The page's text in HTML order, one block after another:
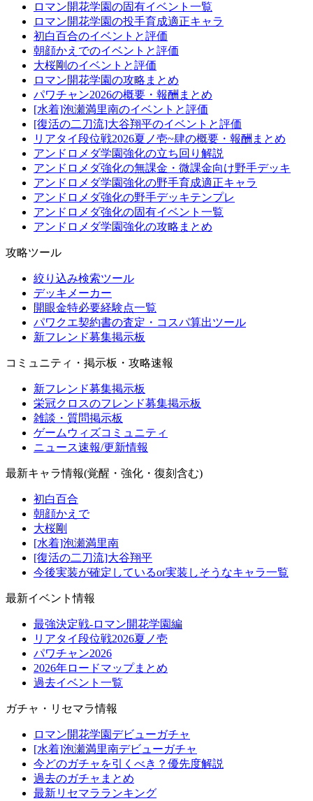
ロマン開花学園の固有イベント一覧
ロマン開花学園の投手育成適正キャラ
初白百合のイベントと評価
朝顔かえでのイベントと評価
大桜剛のイベントと評価
ロマン開花学園の攻略まとめ
パワチャン2026の概要・報酬まとめ
[水着]泡瀬満里南のイベントと評価
[復活の二刀流]大谷翔平のイベントと評価
リアタイ段位戦2026夏ノ壱~肆の概要・報酬まとめ
アンドロメダ学園強化の立ち回り解説
アンドロメダ強化の無課金・微課金向け野手デッキ
アンドロメダ学園強化の野手育成適正キャラ
アンドロメダ強化の野手デッキテンプレ
アンドロメダ強化の固有イベント一覧
アンドロメダ学園強化の攻略まとめ
攻略ツール
絞り込み検索ツール
デッキメーカー
開眼金特必要経験点一覧
パワクエ契約書の査定・コスパ算出ツール
新フレンド募集掲示板
コミュニティ・掲示板・攻略速報
新フレンド募集掲示板
栄冠クロスのフレンド募集掲示板
雑談・質問掲示板
ゲームウィズコミュニティ
ニュース速報/更新情報
最新キャラ情報(覚醒・強化・復刻含む)
初白百合
朝顔かえで
大桜剛
[水着]泡瀬満里南
[復活の二刀流]大谷翔平
今後実装が確定しているor実装しそうなキャラ一覧
最新イベント情報
最強決定戦-ロマン開花学園編
リアタイ段位戦2026夏ノ壱
パワチャン2026
2026年ロードマップまとめ
過去イベント一覧
ガチャ・リセマラ情報
ロマン開花学園デビューガチャ
[水着]泡瀬満里南デビューガチャ
今どのガチャを引くべき？優先度解説
過去のガチャまとめ
最新リセマラランキング